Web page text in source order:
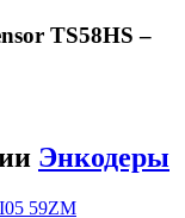
TS58HS –
Энкодеры